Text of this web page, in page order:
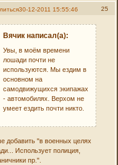
25
30-12-2011 15:55:46
Вячик написал(а):
Увы, в моём времени
лошади почти не
используются. Мы ездим в
основном на
самодвижущихся экипажах
- автомобилях. Верхом не
умеет ездить почти никто.
добавить "в военных целях
Использует полиция,
пр.".